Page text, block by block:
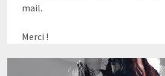
mail.
Merci !